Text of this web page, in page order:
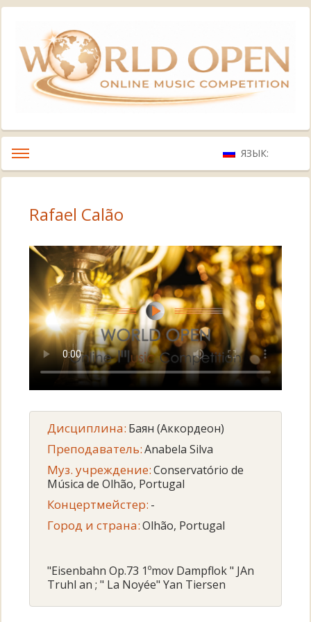
ЯЗЫК:
Rafael Calão
Дисциплина: Баян (Аккордеон)
Преподаватель:Anabela Silva
Муз. учреждение:Conservatório de
Música de Olhão, Portugal
Концертмейстер: -
Город и страна:Olhão, Portugal
"Eisenbahn Op.73 1ºmov Dampflok " JAn
Truhl an ; " La Noyée" Yan Tiersen